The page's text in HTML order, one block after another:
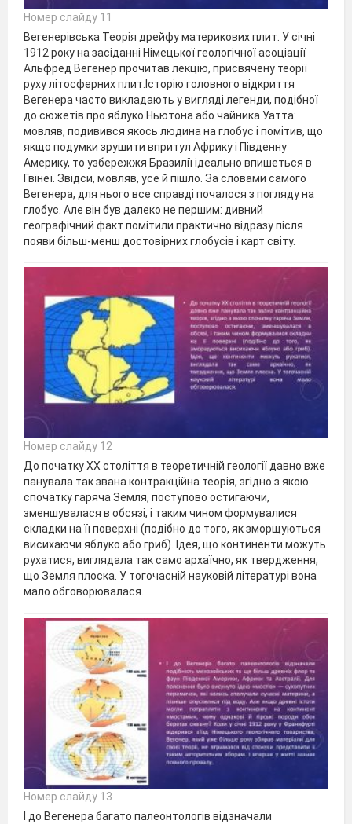
Номер слайду 11
Вегенерівська Теорія дрейфу материкових плит. У січні
1912 року на засіданні Німецької геологічної асоціації
Альфред Вегенер прочитав лекцію, присвячену теорії
руху літосферних плит.Історію головного відкриття
Вегенера часто викладають у вигляді легенди, подібної
до сюжетів про яблуко Ньютона або чайника Уатта:
мовляв, подивився якось людина на глобус і помітив, що
якщо подумки зрушити впритул Африку і Південну
Америку, то узбережжя Бразилії ідеально впишеться в
Гвінеї. Звідси, мовляв, усе й пішло. За словами самого
Вегенера, для нього все справді почалося з погляду на
глобус. Але він був далеко не першим: дивний
географічний факт помітили практично відразу після
появи більш-менш достовірних глобусів і карт світу.
Номер слайду 12
До початку ХХ століття в теоретичній геології давно вже
панувала так звана контракційна теорія, згідно з якою
спочатку гаряча Земля, поступово остигаючи,
зменшувалася в обсязі, і таким чином формувалися
складки на її поверхні (подібно до того, як зморщуються
висихаючи яблуко або гриб). Ідея, що континенти можуть
рухатися, виглядала так само архаїчно, як твердження,
що Земля плоска. У тогочасній науковій літературі вона
мало обговорювалася.
Номер слайду 13
І до Вегенера багато палеонтологів відзначали